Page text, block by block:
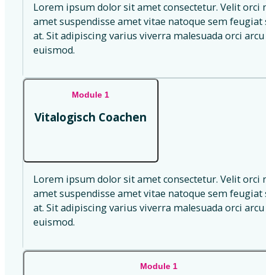
Lorem ipsum dolor sit amet consectetur. Velit
amet suspendisse amet vitae natoque sem
at. Sit adipiscing varius viverra malesuada orci
euismod.
Module 1
Vitalogisch Coachen
Lorem ipsum dolor sit amet consectetur. Velit
amet suspendisse amet vitae natoque sem
at. Sit adipiscing varius viverra malesuada orci
euismod.
Module 1